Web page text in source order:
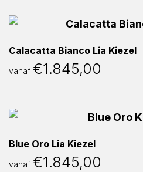
Calacatta Bianco Lia Kiezel
vanaf €1.845,00
Blue Oro Lia Kiezel
vanaf €1.845,00